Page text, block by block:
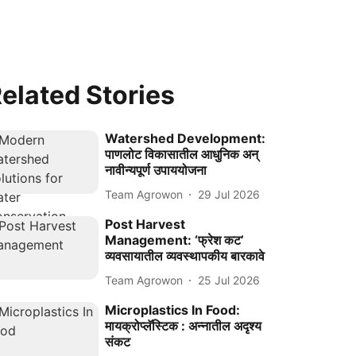
Stories
Watershed Development:
पाणलोट विकासातील आधुनिक अन्
नावीन्यपूर्ण उपाययोजना
Team Agrowon 29 Jul 2026
Post Harvest
Management: ‘फ्रेश कट’
व्यवसायातील व्यवस्थापकीय बारकावे
Team Agrowon 25 Jul 2026
Microplastics In Food:
मायक्रोप्लॅस्टिक : अन्नातील अदृश्य
संकट